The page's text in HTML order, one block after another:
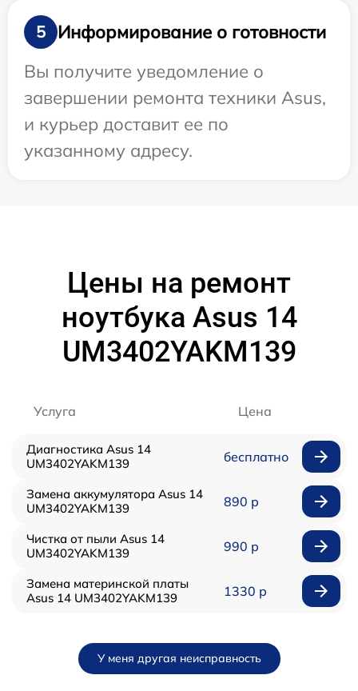
5
Информирование о готовности
Вы получите уведомление о
завершении ремонта техники Asus,
и курьер доставит ее по
указанному адресу.
Цены на ремонт
ноутбука Asus 14
UM3402YAKM139
Услуга Цена
Диагностика Asus 14
UM3402YAKM139
бесплатно
Замена аккумулятора Asus 14
UM3402YAKM139
890 р
Чистка от пыли Asus 14
UM3402YAKM139
990 р
Замена материнской платы
Asus 14 UM3402YAKM139
1330 р
У меня другая неисправность